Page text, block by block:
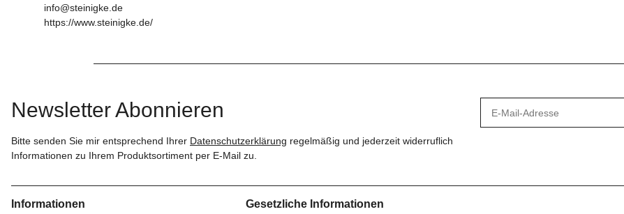
info@steinigke.de
https://www.steinigke.de/
Newsletter Abonnieren
Bitte senden Sie mir entsprechend Ihrer Datenschutzerklärung regelmäßig und jederzeit widerruflich
Informationen zu Ihrem Produktsortiment per E-Mail zu.
Informationen Gesetzliche Informationen